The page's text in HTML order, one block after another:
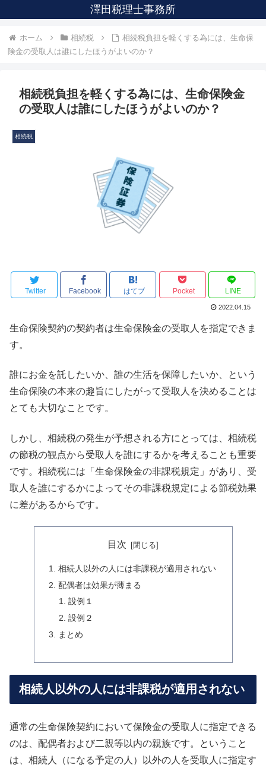
澤田税理士事務所
ホーム 相続税
相続税負担を軽くする為には、生命保
険金の受取人は誰にしたほうがよいのか？
相続税負担を軽くする為には、生命保険金
の受取人は誰にしたほうがよいのか？
相続税
Twitter Facebook はてブ Pocket LINE
2022.04.15
生命保険契約の契約者は生命保険金の受取人を指定できま
す。
誰にお金を託したいか、誰の生活を保障したいか、という
生命保険の本来の趣旨にしたがって受取人を決めることは
とても大切なことです。
しかし、相続税の発生が予想される方にとっては、相続税
の節税の観点から受取人を誰にするかを考えることも重要
です。相続税には「生命保険金の非課税規定」があり、受
取人を誰にするかによってその非課税規定による節税効果
に差があるからです。
目次
相続人以外の人には非課税が適用されない
配偶者は効果が薄まる
設例１
設例２
まとめ
相続人以外の人には非課税が適用されない
通常の生命保険契約において保険金の受取人に指定できる
のは、配偶者および二親等以内の親族です。ということ
は、相続人（になる予定の人）以外の人を受取人に指定す